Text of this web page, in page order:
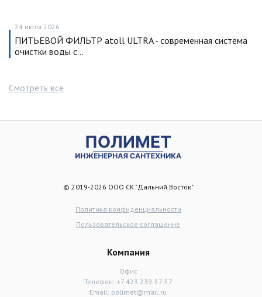
24 июля 2026
ПИТЬЕВОЙ ФИЛЬТР atoll ULTRA - современная система
очистки воды с…
Смотреть все
© 2019-2026 ООО СК "Дальний Восток"
Политика конфиденциальности
Пользовательское соглашение
Компания
Офис
Телефон: +7 423 239-57-57
Email: polimet@mail.ru